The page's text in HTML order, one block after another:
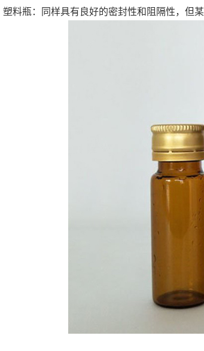
塑料瓶：同样具有良好的密封性和阻隔性，但